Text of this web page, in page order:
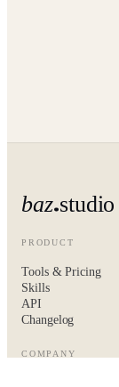
baz studio
PRODUCT
Tools & Pricing
Skills
API
Changelog
COMPANY